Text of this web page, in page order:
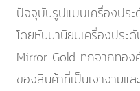
ปัจจุบันรูปแบบเครื่องปร
โดยหันมานิยมเครื่องประ
Mirror Gold ทกจากทอง
ของสินค้าที่เป็นเงางามแ